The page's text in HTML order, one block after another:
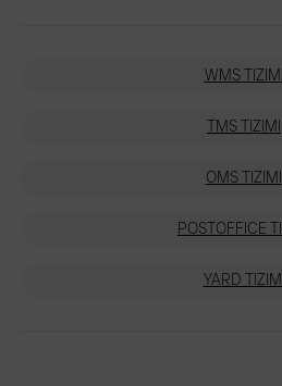
WMS TIZIMI
TMS TIZIMI
OMS TIZIMI
POSTOFFICE
YARD TIZIMI